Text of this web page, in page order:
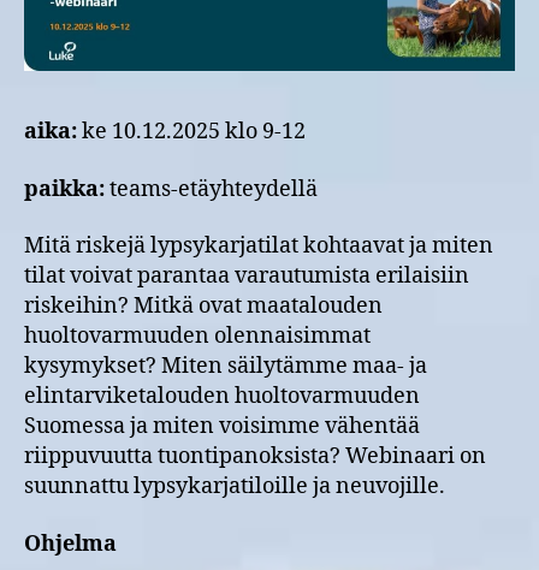
aika:ke 10.12.2025 klo 9-12
paikka:teams-etäyhteydellä
Mitä riskejä lypsykarjatilat kohtaavat ja miten
tilat voivat parantaa varautumista erilaisiin
riskeihin? Mitkä ovat maatalouden
huoltovarmuuden olennaisimmat
kysymykset? Miten säilytämme maa- ja
elintarviketalouden huoltovarmuuden
Suomessa ja miten voisimme vähentää
riippuvuutta tuontipanoksista? Webinaari on
suunnattu lypsykarjatiloille ja neuvojille.
Ohjelma